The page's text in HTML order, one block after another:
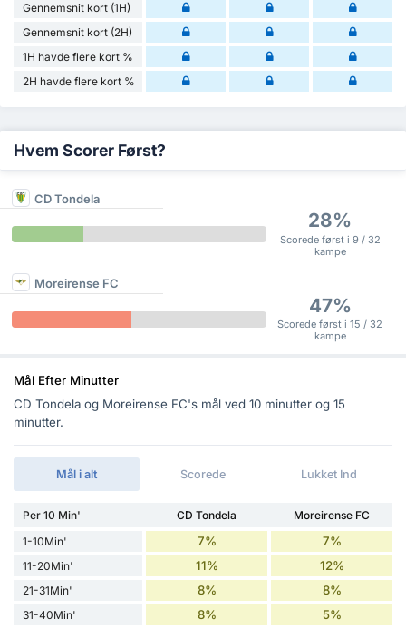
Gennemsnit kort (1H)
Gennemsnit kort (2H)
1H havde flere kort %
2H havde flere kort %
Hvem Scorer Først?
CD Tondela
28%
Scorede først i 9 / 32
kampe
Moreirense FC
47%
Scorede først i 15 / 32
kampe
Mål Efter Minutter
CD Tondela og Moreirense FC's mål ved 10 minutter og 15
minutter.
Mål i alt Scorede Lukket Ind
Per 10 Min' CD Tondela
Moreirense FC
1-10Min'
7% 7%
11-20Min' 11% 12%
21-31Min' 8% 8%
31-40Min' 8% 5%